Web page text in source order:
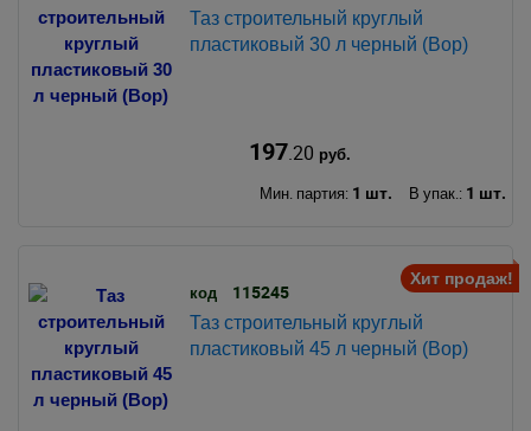
Таз строительный круглый
пластиковый 30 л черный (Вор)
197.20 руб.
Мин. партия: 1 шт. В упак.: 1 шт.
Хит продаж!
код 115245
Таз строительный круглый
пластиковый 45 л черный (Вор)